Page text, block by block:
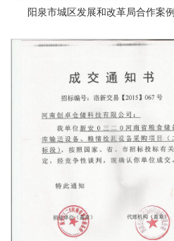
阳泉市城区发展和改革局合作案例